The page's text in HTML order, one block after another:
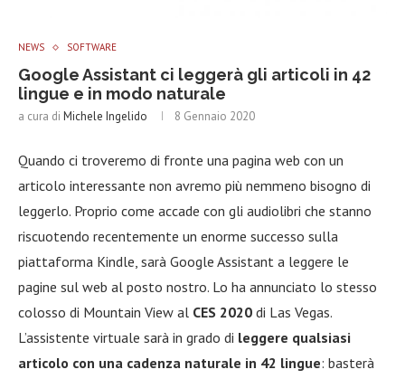
NEWS SOFTWARE
Google Assistant ci leggerà gli articoli in 42
lingue e in modo naturale
a cura di Michele Ingelido 8 Gennaio 2020
Quando ci troveremo di fronte una pagina web con un
articolo interessante non avremo più nemmeno bisogno di
leggerlo. Proprio come accade con gli audiolibri che stanno
riscuotendo recentemente un enorme successo sulla
piattaforma Kindle, sarà Google Assistant a leggere le
pagine sul web al posto nostro. Lo ha annunciato lo stesso
colosso di Mountain View al CES 2020 di Las Vegas.
L’assistente virtuale sarà in grado di leggere qualsiasi
articolo con una cadenza naturale in 42 lingue: basterà